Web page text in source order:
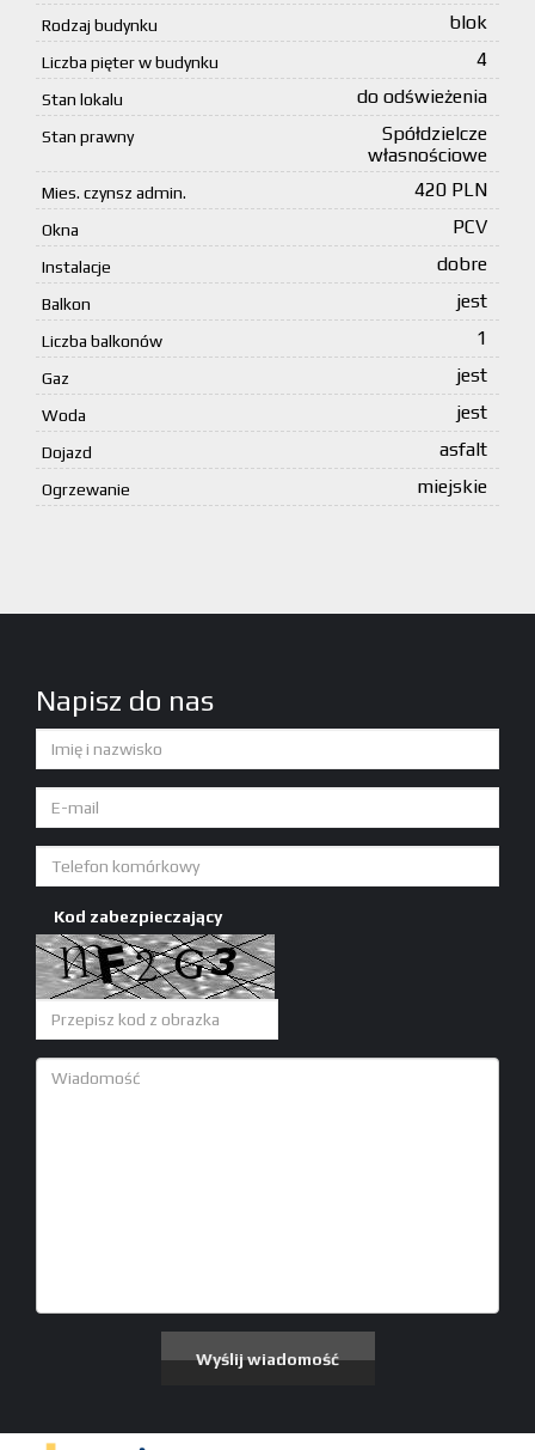
Rodzaj budynku blok
Liczba pięter w budynku 4
Stan lokalu do odświeżenia
Stan prawny
Spółdzielcze
własnościowe
Mies. czynsz admin. 420 PLN
Okna PCV
Instalacje dobre
Balkon jest
Liczba balkonów 1
Gaz jest
Woda jest
Dojazd asfalt
Ogrzewanie miejskie
Napisz do nas
Kod zabezpieczający